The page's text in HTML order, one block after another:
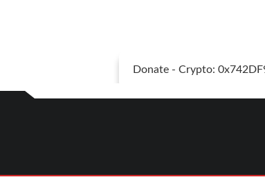
Donate - Crypto: